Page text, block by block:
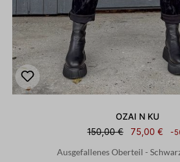
OZAI N KU
150,00 €
75,00 € -
Ausgefallenes Oberteil -